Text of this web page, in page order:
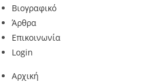
Βιογραφικό
Άρθρα
Επικοινωνία
Login
Αρχική